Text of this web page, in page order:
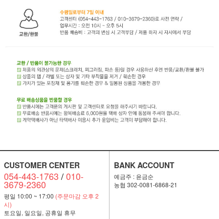
CUSTOMER CENTER
054-443-1763 /010-
3679-2360
평일 10:00 ~ 17:00 (주문마감 오후 2
시)
토요일, 일요일, 공휴일 휴무
BANK ACCOUNT
예금주 : 윤금순
농협 302-0081-6868-21